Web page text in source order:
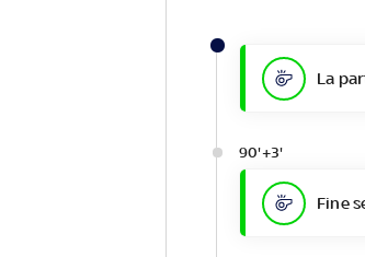
La
90'+3'
Fine